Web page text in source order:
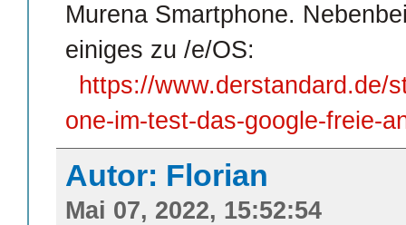
Murena Smartphone.
einiges zu /e/OS:
https://www.derstandard.de/
one-im-test-das-google-freie-
Autor: Florian
Mai 07, 2022, 15:52:54